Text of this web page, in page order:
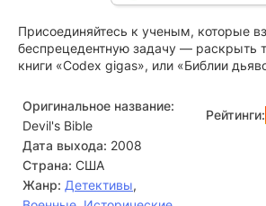
Присоединяйтесь к ученым, которые
беспрецедентную задачу — раскрыть
книги «Сodex gigas», или «Библии
Оригинальное название:
Devil's Bible
Дата выхода: 2008
Страна: США
Жанр: Детективы,
Рейтинги: